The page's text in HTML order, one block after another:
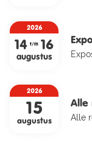
2026
14 t/m 16
augustus
2026
15
augustus
Alle
Alle